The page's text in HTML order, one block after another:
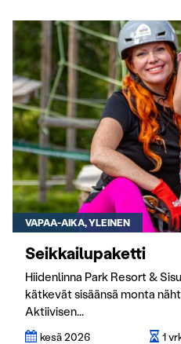
VAPAA-AIKA, YLEINEN
Seikkailupaketti
Hiidenlinna Park Resort &
kätkevät sisäänsä monta
Aktiivisen...
kesä 2026 1